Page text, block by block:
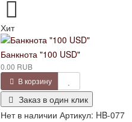
Хит
Банкнота "100 USD"
0.00 RUB
В корзину
Заказ в один клик
Нет в наличии Артикул: HB-077